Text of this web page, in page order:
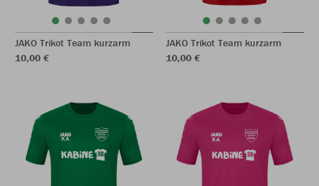
JAKO Trikot Team kurzarm
10,00 €
JAKO Trikot Team kurzarm
10,00 €